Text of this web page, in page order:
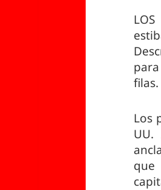
filas.
Los
UU.
que